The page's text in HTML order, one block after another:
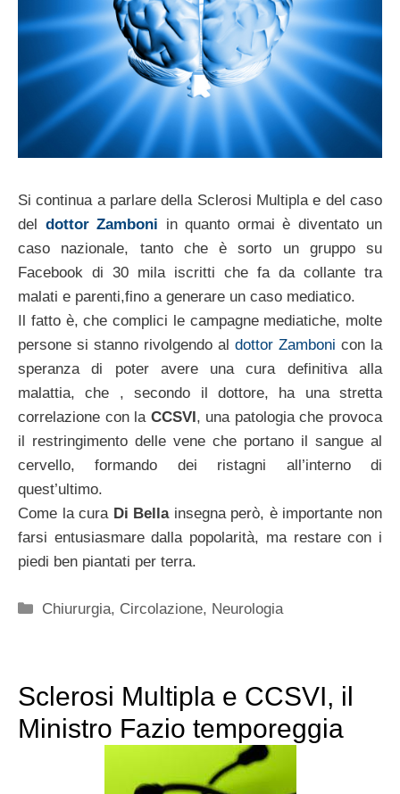
Si continua a parlare della Sclerosi Multipla e del caso
del dottor Zamboni in quanto ormai è diventato un
caso nazionale, tanto che è sorto un gruppo su
Facebook di 30 mila iscritti che fa da collante tra
malati e parenti,fino a generare un caso mediatico.
Il fatto è, che complici le campagne mediatiche, molte
persone si stanno rivolgendo al dottor Zamboni con la
speranza di poter avere una cura definitiva alla
malattia, che , secondo il dottore, ha una stretta
correlazione con la CCSVI, una patologia che provoca
il restringimento delle vene che portano il sangue al
cervello, formando dei ristagni all’interno di
quest’ultimo.
Come la cura Di Bella insegna però, è importante non
farsi entusiasmare dalla popolarità, ma restare con i
piedi ben piantati per terra.
Categorie
Chiururgia, Circolazione, Neurologia
Sclerosi Multipla e CCSVI, il
Ministro Fazio temporeggia